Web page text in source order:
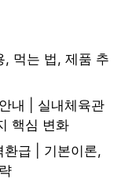
, 먹는 법, 제품 추
내 | 실내체육관
핵심 변화
환급 | 기본이론,